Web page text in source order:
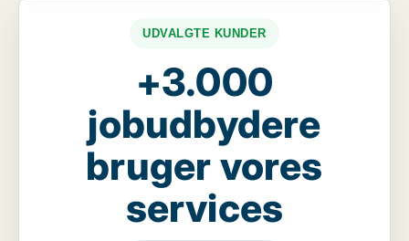
UDVALGTE KUNDER
+3.000
jobudbydere
bruger vores
services